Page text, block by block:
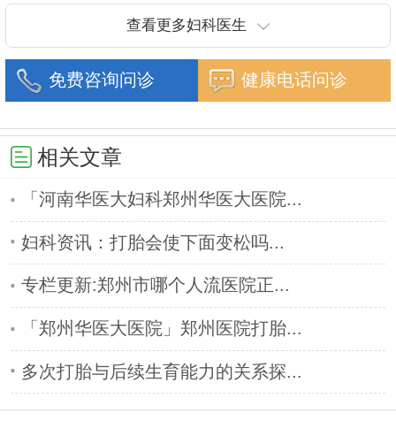
查看更多妇科医生
免费咨询问诊 健康电话问诊
相关文章
「河南华医大妇科郑州华医大医院...
妇科资讯：打胎会使下面变松吗...
专栏更新:郑州市哪个人流医院正...
「郑州华医大医院」郑州医院打胎...
多次打胎与后续生育能力的关系探...